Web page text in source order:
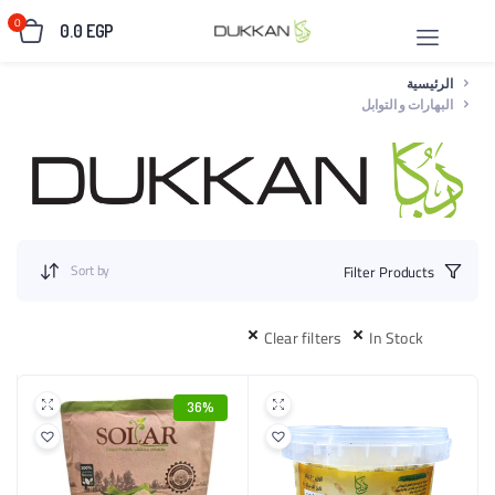
0.0 EGP
0
الرئيسية
البهارات و التوابل
Filter Products
Sort by
Clear filters In Stock
36%